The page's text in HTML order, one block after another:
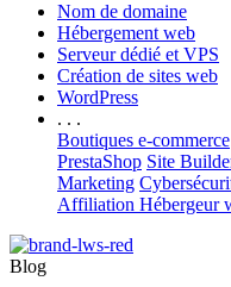
Nom de domaine
Hébergement web
Serveur dédié et VPS
Création de sites web
WordPress
. . .
Boutiques e-commerce
PrestaShop Site
Marketing
Affiliation Hébergeur
Blog